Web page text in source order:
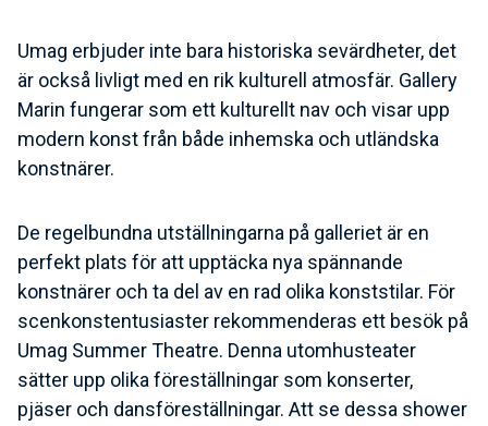
Umag erbjuder inte bara historiska sevärdheter, det
är också livligt med en rik kulturell atmosfär. Gallery
Marin fungerar som ett kulturellt nav och visar upp
modern konst från både inhemska och utländska
konstnärer.
De regelbundna utställningarna på galleriet är en
perfekt plats för att upptäcka nya spännande
konstnärer och ta del av en rad olika konststilar. För
scenkonstentusiaster rekommenderas ett besök på
Umag Summer Theatre. Denna utomhusteater
sätter upp olika föreställningar som konserter,
pjäser och dansföreställningar. Att se dessa shower